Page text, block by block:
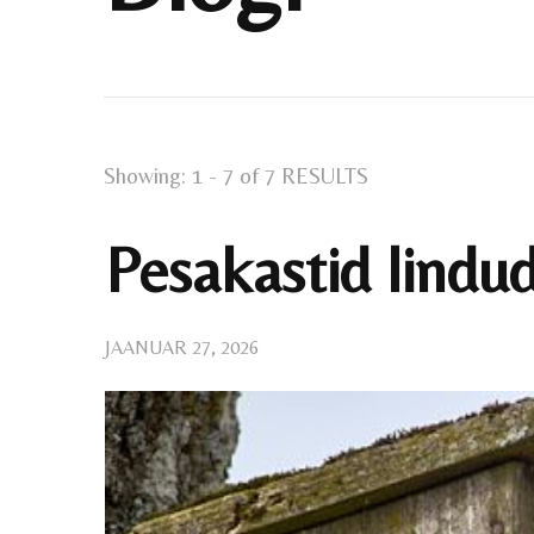
Showing: 1 - 7 of 7 RESULTS
Pesakastid
JAANUAR 27, 2026